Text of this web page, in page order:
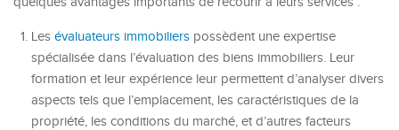
Les évaluateurs immobiliers possèdent une expertise
spécialisée dans l’évaluation des biens immobiliers. Leur
formation et leur expérience leur permettent d’analyser divers
aspects tels que l’emplacement, les caractéristiques de la
propriété, les conditions du marché, et d’autres facteurs